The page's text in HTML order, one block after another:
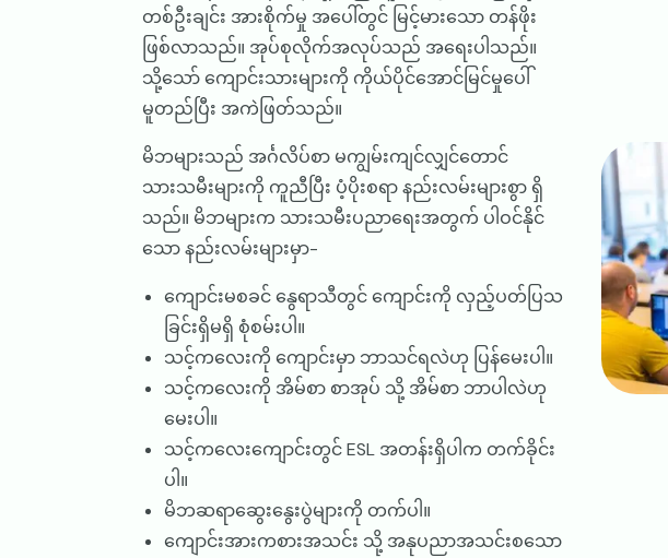
တစ်ဦးချင်း အားစိုက်မှု အပေါ်တွင် မြင့်မားသော တန်ဖိုး
ဖြစ်လာသည်။ အုပ်စုလိုက်အလုပ်သည် အရေးပါသည်။
သို့သော် ကျောင်းသားများကို ကိုယ်ပိုင်အောင်မြင်မှုပေါ်
မူတည်ပြီး အကဲဖြတ်သည်။
မိဘများသည် အင်္ဂလိပ်စာ မကျွမ်းကျင်လျှင်တောင်
သားသမီးများကို ကူညီပြီး ပံ့ပိုးစရာ နည်းလမ်းများစွာ ရှိ
သည်။ မိဘများက သားသမီးပညာရေးအတွက် ပါဝင်နိုင်
သော နည်းလမ်းများမှာ-
ကျောင်းမစခင် နွေရာသီတွင် ကျောင်းကို လှည့်ပတ်ပြသ
ခြင်းရှိမရှိ စုံစမ်းပါ။
သင့်ကလေးကို ကျောင်းမှာ ဘာသင်ရလဲဟု ပြန်မေးပါ။
သင့်ကလေးကို အိမ်စာ စာအုပ် သို့ အိမ်စာ ဘာပါလဲဟု
မေးပါ။
သင့်ကလေးကျောင်းတွင် ESL အတန်းရှိပါက တက်ခိုင်း
ပါ။
မိဘဆရာဆွေးနွေးပွဲများကို တက်ပါ။
ကျောင်းအားကစားအသင်း သို့ အနုပညာအသင်းစသော
Image